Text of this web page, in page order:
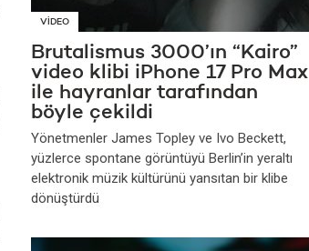
VİDEO
Brutalismus 3000’ın “Kairo”
video klibi iPhone 17 Pro Max
ile hayranlar tarafından
böyle çekildi
Yönetmenler James Topley ve Ivo Beckett,
yüzlerce spontane görüntüyü Berlin’in yeraltı
elektronik müzik kültürünü yansıtan bir klibe
dönüştürdü